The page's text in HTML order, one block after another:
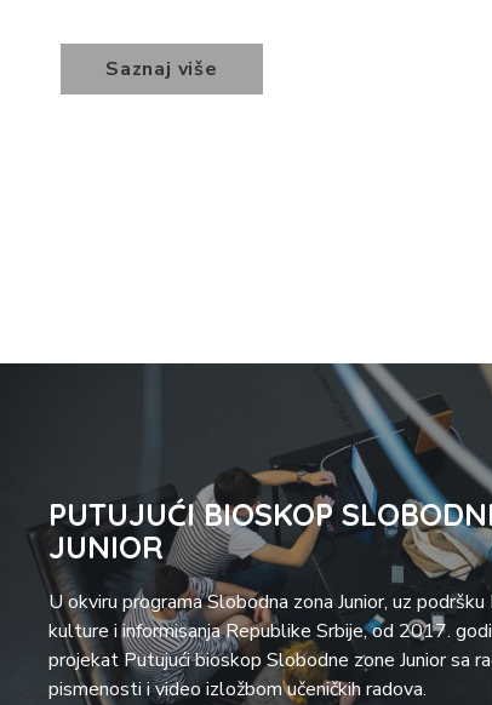
Saznaj više
PUTUJUĆI BIOSKOP
JUNIOR
U okviru programa Slobodna zona Junior, uz
kulture i informisanja Republike Srbije, od 2017.
projekat Putujući bioskop Slobodne zone Junior sa
pismenosti i video izložbom učeničkih radova.